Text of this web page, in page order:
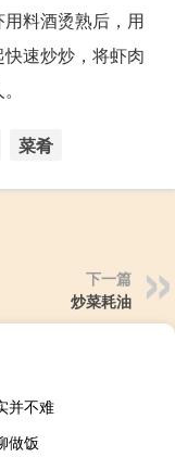
料酒烫熟后，用
速炒炒，将虾肉
菜肴
下一篇
炒菜耗油
并不难
做饭